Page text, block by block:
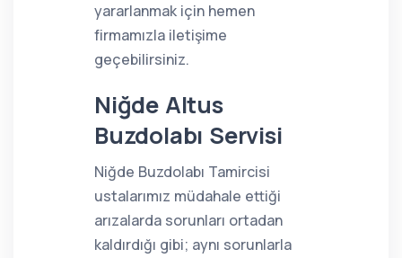
yararlanmak için hemen
firmamızla iletişime
geçebilirsiniz.
Niğde Altus
Buzdolabı Servisi
Niğde Buzdolabı Tamircisi
ustalarımız müdahale ettiği
arızalarda sorunları ortadan
kaldırdığı gibi; aynı sorunlarla